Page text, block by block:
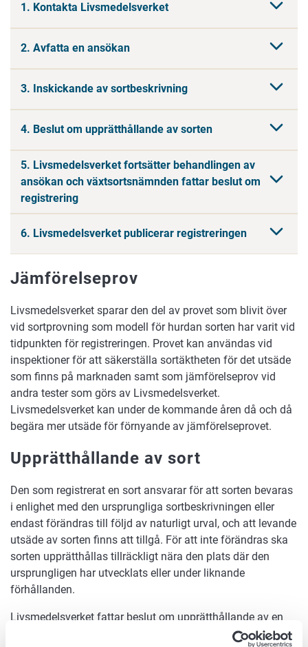
1. Kontakta Livsmedelsverket
2. Avfatta en ansökan
3. Inskickande av sortbeskrivning
4. Beslut om upprätthållande av sorten
5. Livsmedelsverket fortsätter behandlingen av
ansökan och växtsortsnämnden fattar beslut om
registrering
6. Livsmedelsverket publicerar registreringen
Jämförelseprov
Livsmedelsverket sparar den del av provet som blivit över
vid sortprovning som modell för hurdan sorten har varit vid
tidpunkten för registreringen. Provet kan användas vid
inspektioner för att säkerställa sortäktheten för det utsäde
som finns på marknaden samt som jämförelseprov vid
andra tester som görs av Livsmedelsverket.
Livsmedelsverket kan under de kommande åren då och då
begära mer utsäde för förnyande av jämförelseprovet.
Upprätthållande av sort
Den som registrerat en sort ansvarar för att sorten bevaras
i enlighet med den ursprungliga sortbeskrivningen eller
endast förändras till följd av naturligt urval, och att levande
utsäde av sorten finns att tillgå. För att inte förändras ska
sorten upprätthållas tillräckligt nära den plats där den
ursprungligen har utvecklats eller under liknande
förhållanden.
Livsmedelsverket fattar beslut om upprätthållande av en
sort utifrån det samtal som förts med upprätthållaren, och